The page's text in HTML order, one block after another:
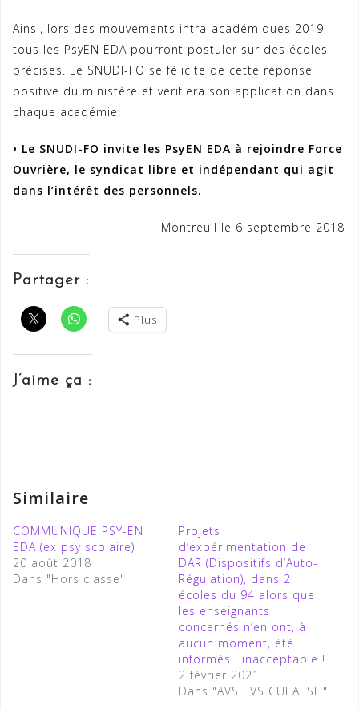
Ainsi, lors des mouvements intra-académiques 2019,
tous les PsyEN EDA pourront postuler sur des écoles
précises. Le SNUDI-FO se félicite de cette réponse
positive du ministère et vérifiera son application dans
chaque académie.
• Le SNUDI-FO invite les PsyEN EDA à rejoindre Force
Ouvrière, le syndicat libre et indépendant qui agit
dans l’intérêt des personnels.
Montreuil le 6 septembre 2018
Partager :
Plus
J’aime ça :
Similaire
COMMUNIQUE PSY-EN
EDA (ex psy scolaire)
20 août 2018
Dans "Hors classe"
Projets
d’expérimentation de
DAR (Dispositifs d’Auto-
Régulation), dans 2
écoles du 94 alors que
les enseignants
concernés n’en ont, à
aucun moment, été
informés : inacceptable !
2 février 2021
Dans "AVS EVS CUI AESH"